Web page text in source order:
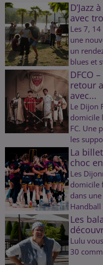
D’Jazz
avec
Les 7,
une
un
blues et
DFCO
retour
avec...
Le Dijon
domicile
FC. Une
les
La
choc
Les
domicile
dans
Les
Lulu
30